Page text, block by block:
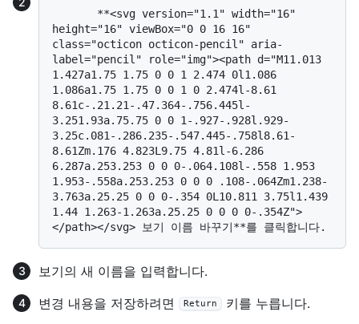
height="16" viewBox="0 0 16 16"
class="octicon octicon-pencil" aria-
label="pencil" role="img"><path d="M11.013
1.427a1.75 1.75 0 0 1 2.474 0l1.086
1.086a1.75 1.75 0 0 1 0 2.474l-8.61
8.61c-.21.21-.47.364-.756.445l-
3.251.93a.75.75 0 0 1-.927-.928l.929-
3.25c.081-.286.235-.547.445-.758l8.61-
8.61Zm.176 4.823L9.75 4.81l-6.286
6.287a.253.253 0 0 0-.064.108l-.558 1.953
1.953-.558a.253.253 0 0 0 .108-.064Zm1.238-
3.763a.25.25 0 0 0-.354 0L10.811 3.75l1.439
1.44 1.263-1.263a.25.25 0 0 0 0-.354Z">
보기의 새 이름을 입력합니다.
변경 내용을 저장하려면
Return 키를 누릅니다.